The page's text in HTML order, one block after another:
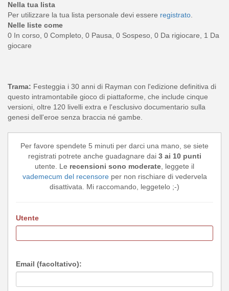
Nella tua lista
Per utilizzare la tua lista personale devi essere registrato.
Nelle liste come
0 In corso, 0 Completo, 0 Pausa, 0 Sospeso, 0 Da rigiocare, 1 Da
giocare
Trama: Festeggia i 30 anni di Rayman con l'edizione definitiva di
questo intramontabile gioco di piattaforme, che include cinque
versioni, oltre 120 livelli extra e l'esclusivo documentario sulla
genesi dell'eroe senza braccia né gambe.
Per favore spendete 5 minuti per darci una mano, se siete
registrati potrete anche guadagnare dai 3 ai 10 punti
utente. Le recensioni sono moderate, leggete il
vademecum del recensoreper non rischiare di vedervela
disattivata. Mi raccomando, leggetelo ;-)
Utente
Email (facoltativo):